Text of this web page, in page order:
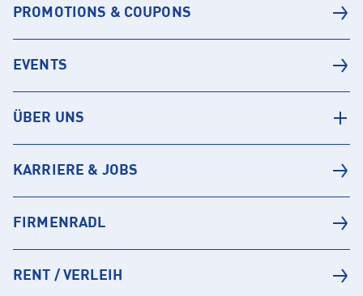
PROMOTIONS & COUPONS
EVENTS
ÜBER UNS
KARRIERE & JOBS
FIRMENRADL
RENT / VERLEIH